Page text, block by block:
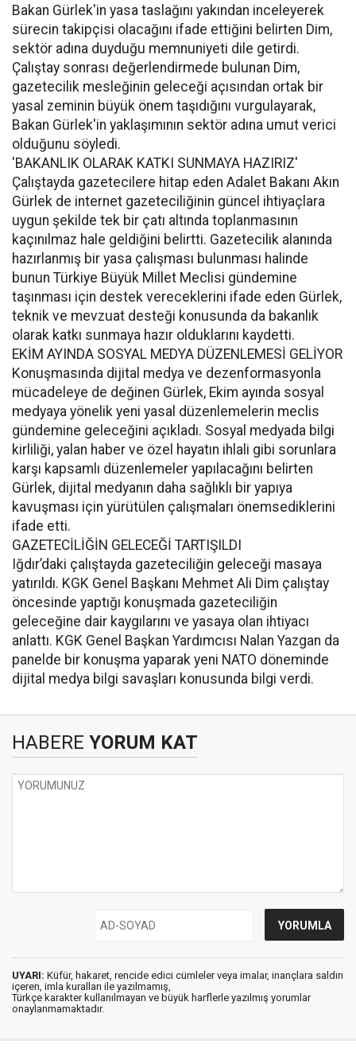
Bakan Gürlek'in yasa taslağını yakından inceleyerek
sürecin takipçisi olacağını ifade ettiğini belirten Dim,
sektör adına duyduğu memnuniyeti dile getirdi.
Çalıştay sonrası değerlendirmede bulunan Dim,
gazetecilik mesleğinin geleceği açısından ortak bir
yasal zeminin büyük önem taşıdığını vurgulayarak,
Bakan Gürlek'in yaklaşımının sektör adına umut verici
olduğunu söyledi.
'BAKANLIK OLARAK KATKI SUNMAYA HAZIRIZ'
Çalıştayda gazetecilere hitap eden Adalet Bakanı Akın
Gürlek de internet gazeteciliğinin güncel ihtiyaçlara
uygun şekilde tek bir çatı altında toplanmasının
kaçınılmaz hale geldiğini belirtti. Gazetecilik alanında
hazırlanmış bir yasa çalışması bulunması halinde
bunun Türkiye Büyük Millet Meclisi gündemine
taşınması için destek vereceklerini ifade eden Gürlek,
teknik ve mevzuat desteği konusunda da bakanlık
olarak katkı sunmaya hazır olduklarını kaydetti.
EKİM AYINDA SOSYAL MEDYA DÜZENLEMESİ GELİYOR
Konuşmasında dijital medya ve dezenformasyonla
mücadeleye de değinen Gürlek, Ekim ayında sosyal
medyaya yönelik yeni yasal düzenlemelerin meclis
gündemine geleceğini açıkladı. Sosyal medyada bilgi
kirliliği, yalan haber ve özel hayatın ihlali gibi sorunlara
karşı kapsamlı düzenlemeler yapılacağını belirten
Gürlek, dijital medyanın daha sağlıklı bir yapıya
kavuşması için yürütülen çalışmaları önemsediklerini
ifade etti.
GAZETECİLİĞİN GELECEĞİ TARTIŞILDI
Iğdır’daki çalıştayda gazeteciliğin geleceği masaya
yatırıldı. KGK Genel Başkanı Mehmet Ali Dim çalıştay
öncesinde yaptığı konuşmada gazeteciliğin
geleceğine dair kaygılarını ve yasaya olan ihtiyacı
anlattı. KGK Genel Başkan Yardımcısı Nalan Yazgan da
panelde bir konuşma yaparak yeni NATO döneminde
dijital medya bilgi savaşları konusunda bilgi verdi.
HABERE YORUM KAT
UYARI: Küfür, hakaret, rencide edici cümleler veya imalar, inançlara saldırı
içeren, imla kuralları ile yazılmamış,
Türkçe karakter kullanılmayan ve büyük harflerle yazılmış yorumlar
onaylanmamaktadır.